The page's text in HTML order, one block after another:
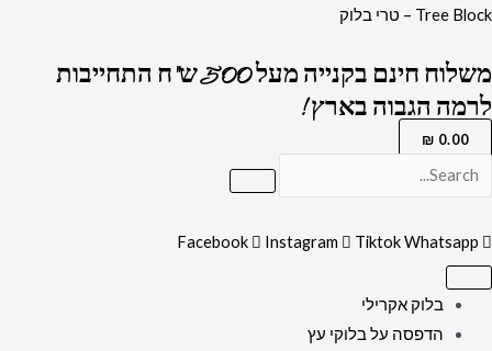
דילוג
Tree Block – טרי בלוק
משלוח חינם בקנייה מעל 500 ש"ח התחייבות
לרמה הגבוה בארץ !
0.00
₪
Facebook Instagram TiktokWhatsapp
בלוק אקרילי
הדפסה על בלוקי עץ